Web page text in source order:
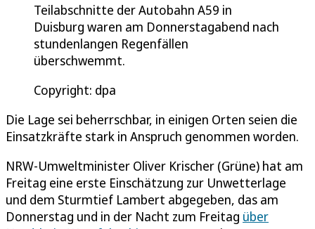
Teilabschnitte der Autobahn A59 in
Duisburg waren am Donnerstagabend nach
stundenlangen Regenfällen
überschwemmt.
Copyright: dpa
Die Lage sei beherrschbar, in einigen Orten seien die
Einsatzkräfte stark in Anspruch genommen worden.
NRW-Umweltminister Oliver Krischer (Grüne) hat am
Freitag eine erste Einschätzung zur Unwetterlage
und dem Sturmtief Lambert abgegeben, das am
Donnerstag und in der Nacht zum Freitag über